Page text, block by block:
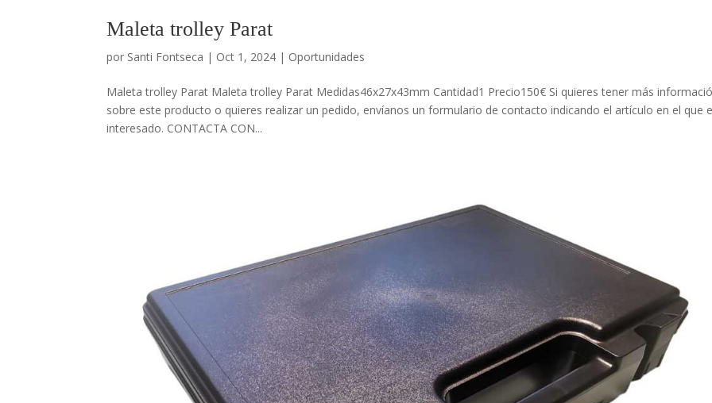
Maleta trolley Parat
por Santi Fontseca | Oct 1, 2024 | Oportunidades
Maleta trolley Parat Maleta trolley Parat Medidas46x27x43mm Cantidad1 Precio150€ Si quieres tener más
sobre este producto o quieres realizar un pedido, envíanos un formulario de contacto indicando el artículo en el que
interesado. CONTACTA CON...